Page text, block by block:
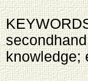
knowledge;